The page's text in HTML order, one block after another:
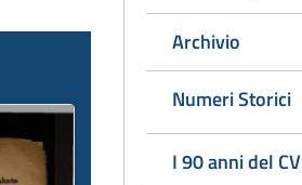
Archivio
Numeri Storici
I 90 anni del CV